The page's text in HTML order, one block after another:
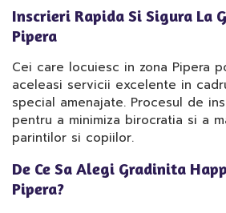
Inscrieri Rapida Si Sigura La
Pipera
Cei care locuiesc in zona Pipera
aceleasi servicii excelente in
special amenajate. Procesul de
pentru a minimiza birocratia si a
parintilor si copiilor.
De Ce Sa Alegi Gradinita
Pipera?